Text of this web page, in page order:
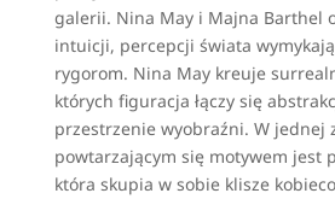
galerii. Nina May i Majna Barthel
intuicji, percepcji świata
rygorom. Nina May kreuje
których figuracja łączy się
przestrzenie wyobraźni. W jednej
powtarzającym się motywem jest
która skupia w sobie klisze